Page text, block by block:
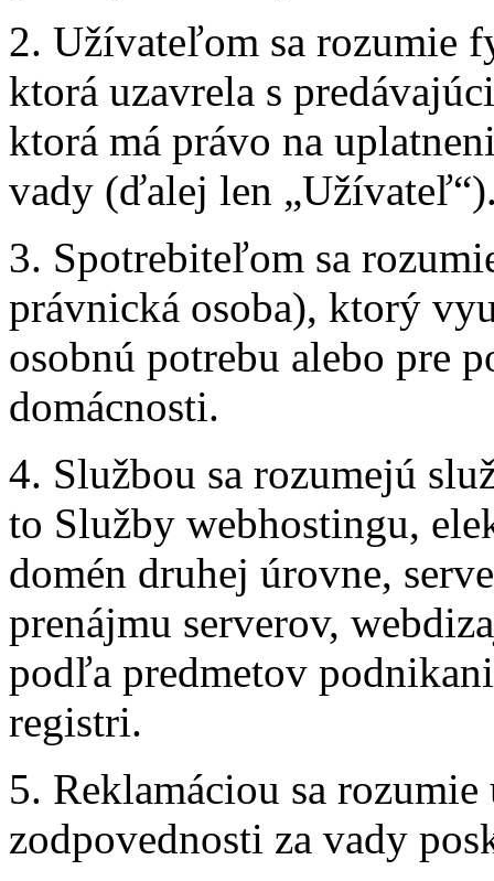
2. Užívateľom sa rozumie
ktorá uzavrela s
ktorá má právo na
vady (ďalej len
3. Spotrebiteľom sa
právnická osoba), ktorý
osobnú potrebu alebo pre
domácnosti.
4. Službou sa rozumejú
to Služby webhostingu,
domén druhej úrovne,
prenájmu serverov,
podľa predmetov
registri.
5. Reklamáciou sa
zodpovednosti za vady